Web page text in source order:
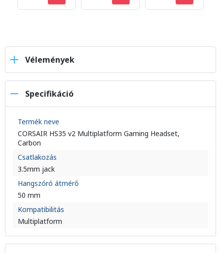
Vélemények
Specifikáció
Termék neve
CORSAIR HS35 v2 Multiplatform Gaming Headset,
Carbon
Csatlakozás
3.5mm jack
Hangszóró átmérő
50 mm
Kompatibilitás
Multiplatform